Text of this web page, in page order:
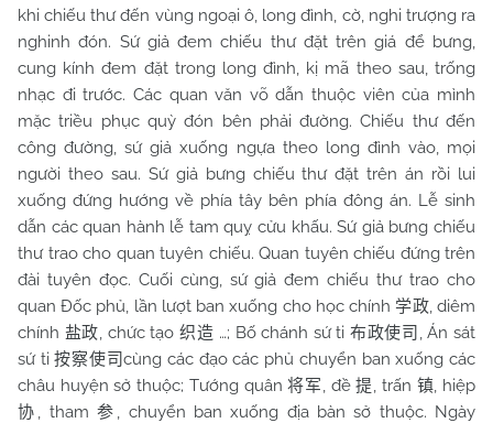
khi chiếu thư đến vùng ngoại ô, long đình, cờ, nghi trượng ra
nghinh đón. Sứ giả đem chiếu thư đặt trên giá để bưng,
cung kính đem đặt trong long đình, kị mã theo sau, trống
nhạc đi trước. Các quan văn võ dẫn thuộc viên của mình
mặc triều phục quỳ đón bên phải đường. Chiếu thư đến
công đường, sứ giả xuống ngựa theo long đình vào, mọi
người theo sau. Sứ giả bưng chiếu thư đặt trên án rồi lui
xuống đứng hướng về phía tây bên phía đông án. Lễ sinh
dẫn các quan hành lễ tam quỵ cửu khấu. Sứ giả bưng chiếu
thư trao cho quan tuyên chiếu. Quan tuyên chiếu đứng trên
đài tuyên đọc. Cuối cùng, sứ giả đem chiếu thư trao cho
quan Đốc phủ, lần lượt ban xuống cho học chính 学政, diêm
chính 盐政, chức tạo 织造 …; Bố chánh sứ ti布政使司 , Án sát
sứ ti按察使司cùng các đạo các phủ chuyển ban xuống các
châu huyện sở thuộc; Tướng quân将军, đề提, trấn 镇, hiệp
协 , tham参 , chuyển ban xuống địa bàn sở thuộc. Ngày